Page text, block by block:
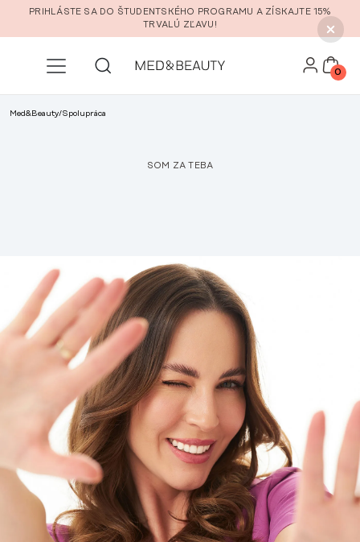
Prejsť na hlavný obsah
PRIHLÁSTE SA DO ŠTUDENTSKÉHO PROGRAMU A ZÍSKAJTE 15%
TRVALÚ ZĽAVU!
0
Med&Beauty/Spolupráca
SOM ZA TEBA